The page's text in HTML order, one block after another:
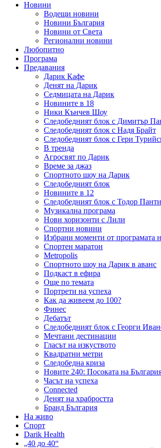
Новини
Водещи новини
Новини България
Новини от Света
Регионални новини
Любопитно
Програма
Предавания
Дарик Кафе
Денят на Дарик
Седмицата на Дарик
Новините в 18
Ники Кънчев Шоу
Следобедният блок с Димитър
Следобедният блок с Надя Брайт
Следобедният блок с Гери
В тренда
Агросвят по Дарик
Време за джаз
Спортното шоу на Дарик
Следобедният блок
Новините в 12
Следобедният блок с Тодор
Музикална програма
Нови хоризонти с Лили
Спортни новини
Избрани моменти от програмата
Спортен маратон
Metropolis
Спортното шоу на Дарик в аванс
Подкаст в ефира
Още по темата
Портрети на успеха
Как да живеем до 100?
Финес
Дебатът
Следобедният блок с Георги
Мечтани дестинации
Гласът на изкуството
Квадратни метри
Следобедна криза
Новите 240: Посоката на
Часът на успеха
Connected
Денят на храбростта
Бранд България
На живо
Спорт
Darik Health
„40 до 40“